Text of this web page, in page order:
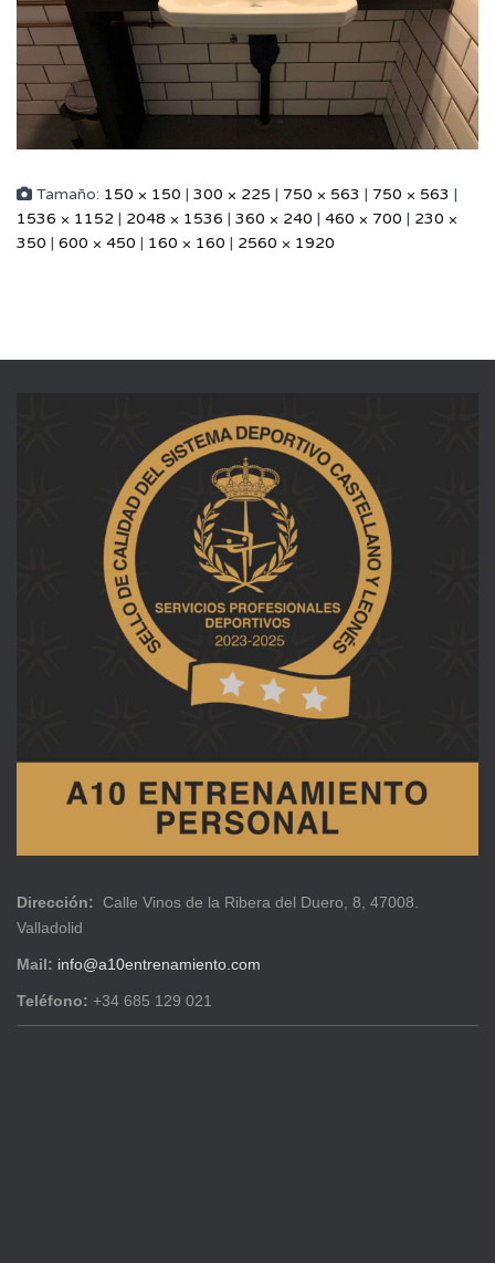
Tamaño: 150 × 150 | 300 × 225 | 750 × 563 | 750 × 563 |
1536 × 1152 | 2048 × 1536 | 360 × 240 | 460 × 700 | 230 ×
350 | 600 × 450 | 160 × 160 | 2560 × 1920
Dirección: Calle Vinos de la Ribera del Duero, 8, 47008.
Valladolid
Mail: info@a10entrenamiento.com
Teléfono: +34 685 129 021